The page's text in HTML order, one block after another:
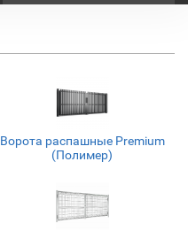
Ворота распашные Premium
(Полимер)